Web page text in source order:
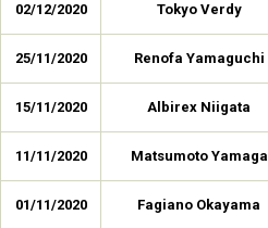
02/12/2020 Tokyo Verdy
25/11/2020 Renofa Yamaguchi
15/11/2020 Albirex Niigata
11/11/2020 Matsumoto Yamaga
01/11/2020 Fagiano Okayama